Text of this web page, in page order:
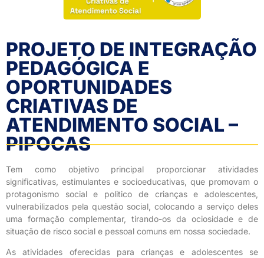
PROJETO DE INTEGRAÇÃO
PEDAGÓGICA E
OPORTUNIDADES
CRIATIVAS DE
ATENDIMENTO SOCIAL –
PIPOCAS
Tem como objetivo principal proporcionar atividades
significativas, estimulantes e socioeducativas, que promovam o
protagonismo social e politico de crianças e adolescentes,
vulnerabilizados pela questão social, colocando a serviço deles
uma formação complementar, tirando-os da ociosidade e de
situação de risco social e pessoal comuns em nossa sociedade.
As atividades oferecidas para crianças e adolescentes se